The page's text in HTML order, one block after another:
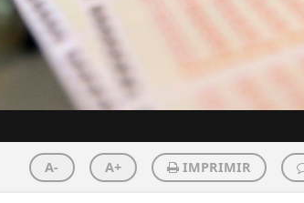
A- A+ IMPRIMIR